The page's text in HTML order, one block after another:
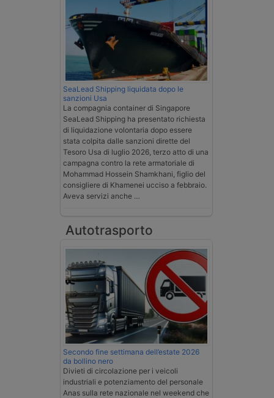
SeaLead Shipping liquidata dopo le
sanzioni Usa
La compagnia container di Singapore
SeaLead Shipping ha presentato richiesta
di liquidazione volontaria dopo essere
stata colpita dalle sanzioni dirette del
Tesoro Usa di luglio 2026, terzo atto di una
campagna contro la rete armatoriale di
Mohammad Hossein Shamkhani, figlio del
consigliere di Khamenei ucciso a febbraio.
Aveva servizi anche …
Autotrasporto
Secondo fine settimana dell’estate 2026
da bollino nero
Divieti di circolazione per i veicoli
industriali e potenziamento del personale
Anas sulla rete nazionale nel weekend che